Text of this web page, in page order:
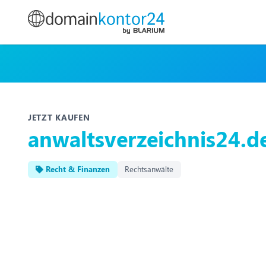
JETZT KAUFEN
Recht & Finanzen Rechtsanwälte